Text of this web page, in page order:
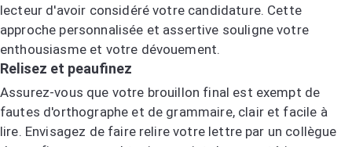
lecteur d'avoir considéré votre candidature. Cette
approche personnalisée et assertive souligne votre
enthousiasme et votre dévouement.
Relisez et peaufinez
Assurez-vous que votre brouillon final est exempt de
fautes d'orthographe et de grammaire, clair et facile à
lire. Envisagez de faire relire votre lettre par un collègue